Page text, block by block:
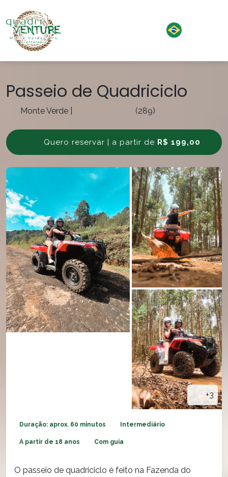
Passeio de Quadriciclo
Monte Verde (289)
Quero reservar | a partir de R$ 199,00
+3
Duração: aprox. 60 minutos Intermediário
A partir de 18 anos Com guia
O passeio de quadriciclo é feito na Fazenda do